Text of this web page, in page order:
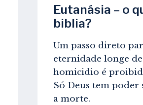
Eutanásia – o
biblia?
Um passo direto
eternidade longe de
homicidio é
Só Deus tem poder
a morte.